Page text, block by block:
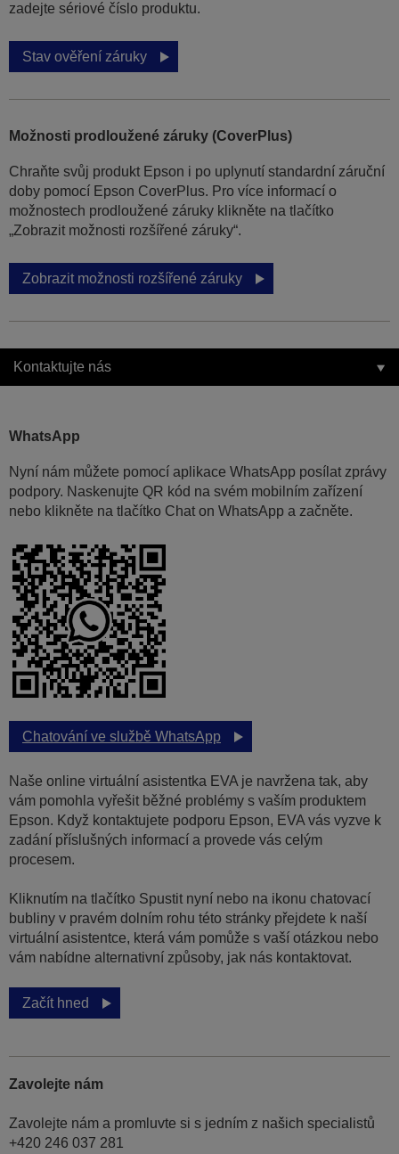
zadejte sériové číslo produktu.
Stav ověření záruky
Možnosti prodloužené záruky (CoverPlus)
Chraňte svůj produkt Epson i po uplynutí standardní záruční
doby pomocí Epson CoverPlus. Pro více informací o
možnostech prodloužené záruky klikněte na tlačítko
„Zobrazit možnosti rozšířené záruky“.
Zobrazit možnosti rozšířené záruky
Kontaktujte nás
WhatsApp
Nyní nám můžete pomocí aplikace WhatsApp posílat zprávy
podpory. Naskenujte QR kód na svém mobilním zařízení
nebo klikněte na tlačítko Chat on WhatsApp a začněte.
Chatování ve službě WhatsApp
Naše online virtuální asistentka EVA je navržena tak, aby
vám pomohla vyřešit běžné problémy s vaším produktem
Epson. Když kontaktujete podporu Epson, EVA vás vyzve k
zadání příslušných informací a provede vás celým
procesem.
Kliknutím na tlačítko Spustit nyní nebo na ikonu chatovací
bubliny v pravém dolním rohu této stránky přejdete k naší
virtuální asistentce, která vám pomůže s vaší otázkou nebo
vám nabídne alternativní způsoby, jak nás kontaktovat.
Začít hned
Zavolejte nám
Zavolejte nám a promluvte si s jedním z našich specialistů
+420 246 037 281